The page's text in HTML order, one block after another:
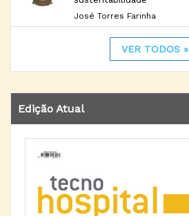
José Torres Farinha
VER TODOS »
Edição Atual